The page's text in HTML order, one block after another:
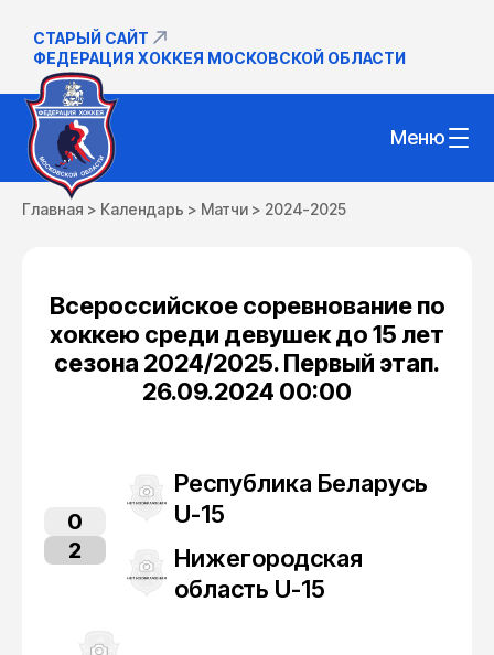
СТАРЫЙ САЙТ
ФЕДЕРАЦИЯ ХОККЕЯ МОСКОВСКОЙ ОБЛАСТИ
Меню
Главная > Календарь > Матчи > 2024-2025
Всероссийское соревнование по
хоккею среди девушек до 15 лет
сезона 2024/2025. Первый этап.
26.09.2024 00:00
Республика Беларусь
U-15
0
2
Нижегородская
область U-15